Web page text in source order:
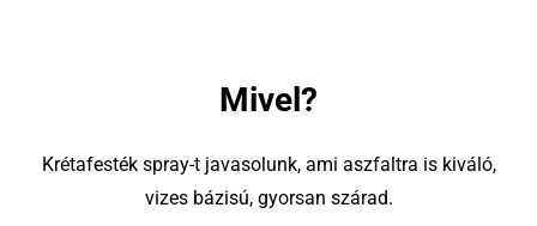
Mivel?
Krétafesték spray-t javasolunk, ami aszfaltra is kiváló,
vizes bázisú, gyorsan szárad.